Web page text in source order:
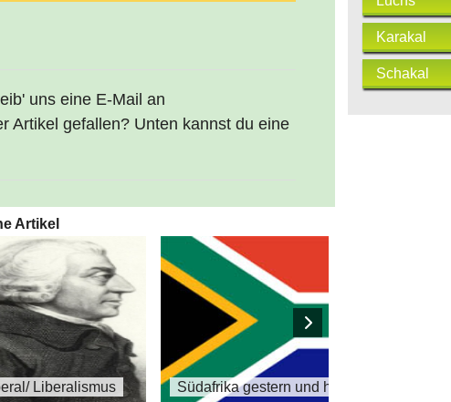
uns eine E-Mail an
Artikel gefallen? Unten kannst du eine
Artikel
Liberalismus Südafrika gestern und heute
Karakal
Schakal